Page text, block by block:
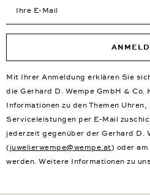
Mit Ihrer Anmeldung erklären Sie
die Gerhard D. Wempe GmbH & Co.
Informationen zu den Themen
Serviceleistungen per E-Mail
jederzeit gegenüber der Gerhard D.
( juwelierwempe@wempe.at) oder
werden. Weitere Informationen zu